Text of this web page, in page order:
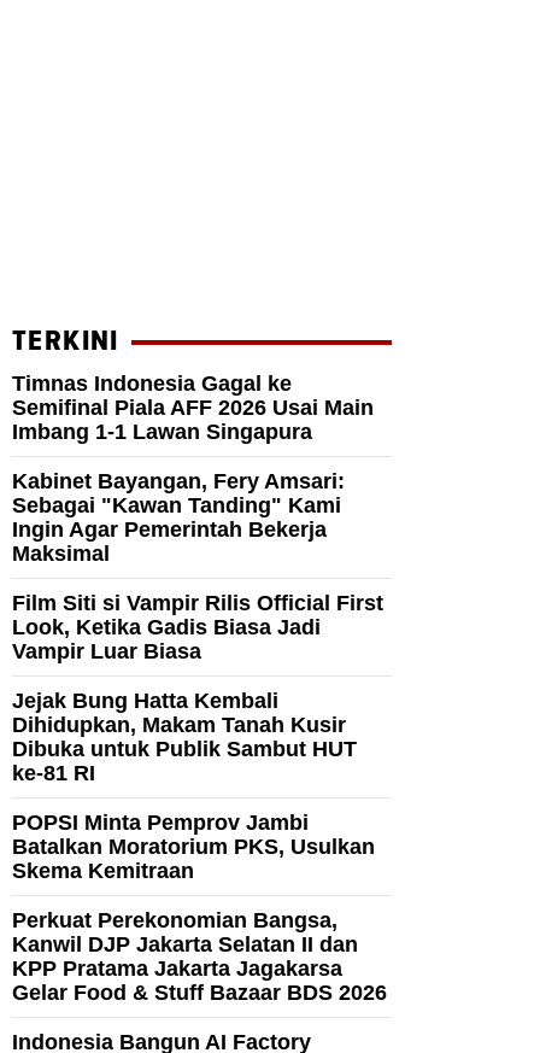
TERKINI
Timnas Indonesia Gagal ke
Semifinal Piala AFF 2026 Usai Main
Imbang 1-1 Lawan Singapura
Kabinet Bayangan, Fery Amsari:
Sebagai "Kawan Tanding" Kami
Ingin Agar Pemerintah Bekerja
Maksimal
Film Siti si Vampir Rilis Official First
Look, Ketika Gadis Biasa Jadi
Vampir Luar Biasa
Jejak Bung Hatta Kembali
Dihidupkan, Makam Tanah Kusir
Dibuka untuk Publik Sambut HUT
ke-81 RI
POPSI Minta Pemprov Jambi
Batalkan Moratorium PKS, Usulkan
Skema Kemitraan
Perkuat Perekonomian Bangsa,
Kanwil DJP Jakarta Selatan II dan
KPP Pratama Jakarta Jagakarsa
Gelar Food & Stuff Bazaar BDS 2026
Indonesia Bangun AI Factory